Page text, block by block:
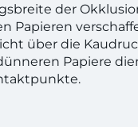
der
Papieren
über die
Papiere